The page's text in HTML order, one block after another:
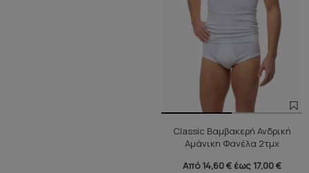
Classic Βαμβακερή Ανδρική
Αμάνικη Φανέλα 2τμχ
Από 14,60 € έως 17,00 €